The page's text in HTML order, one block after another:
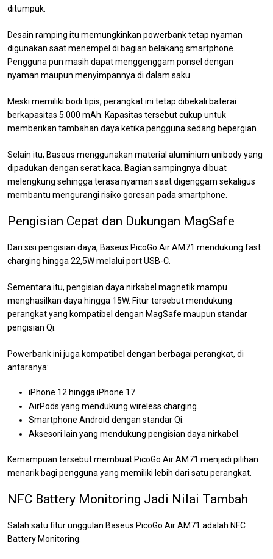
ditumpuk.
Desain ramping itu memungkinkan powerbank tetap nyaman
digunakan saat menempel di bagian belakang smartphone.
Pengguna pun masih dapat menggenggam ponsel dengan
nyaman maupun menyimpannya di dalam saku.
Meski memiliki bodi tipis, perangkat ini tetap dibekali baterai
berkapasitas 5.000 mAh. Kapasitas tersebut cukup untuk
memberikan tambahan daya ketika pengguna sedang bepergian.
Selain itu, Baseus menggunakan material aluminium unibody yang
dipadukan dengan serat kaca. Bagian sampingnya dibuat
melengkung sehingga terasa nyaman saat digenggam sekaligus
membantu mengurangi risiko goresan pada smartphone.
Pengisian Cepat dan Dukungan MagSafe
Dari sisi pengisian daya, Baseus PicoGo Air AM71 mendukung fast
charging hingga 22,5W melalui port USB-C.
Sementara itu, pengisian daya nirkabel magnetik mampu
menghasilkan daya hingga 15W. Fitur tersebut mendukung
perangkat yang kompatibel dengan MagSafe maupun standar
pengisian Qi.
Powerbank ini juga kompatibel dengan berbagai perangkat, di
antaranya:
iPhone 12 hingga iPhone 17.
AirPods yang mendukung wireless charging.
Smartphone Android dengan standar Qi.
Aksesori lain yang mendukung pengisian daya nirkabel.
Kemampuan tersebut membuat PicoGo Air AM71 menjadi pilihan
menarik bagi pengguna yang memiliki lebih dari satu perangkat.
NFC Battery Monitoring Jadi Nilai Tambah
Salah satu fitur unggulan Baseus PicoGo Air AM71 adalah NFC
Battery Monitoring.